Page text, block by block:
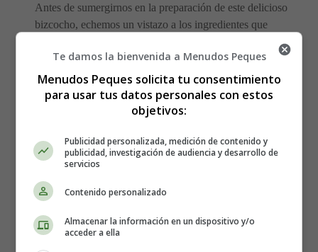
Antes de sumergirnos en la preparación de este delicioso
bizcocho, echemos un vistazo a los ingredientes que
300 gramos de harina con levadura 🌾
225 gramos de azúcar 🍚
200 gramos de fruta mixta seca 🍇
1 cucharadita de especias mixtas 🌶️
275 ml de leche 🥛
¡Ahora sí, manos a la obra! Sigue los
pasos a continuación y sorpréndete
Te damos la bienvenida a Menudos Peques
Menudos Peques solicita tu consentimiento
para usar tus datos personales con estos
objetivos:
Publicidad personalizada, medición de contenido y
publicidad, investigación de audiencia y desarrollo de
servicios
Contenido personalizado
Almacenar la información en un dispositivo y/o
acceder a ella